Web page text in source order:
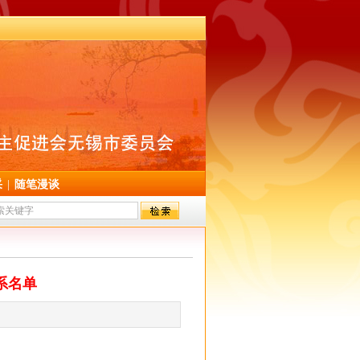
随笔漫谈
名单